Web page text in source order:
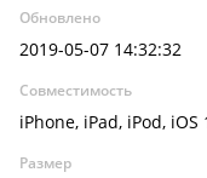
Обновлено
2019-05-07 14:32:32
Совместимость
iPhone, iPad, iPod, iOS
Размер